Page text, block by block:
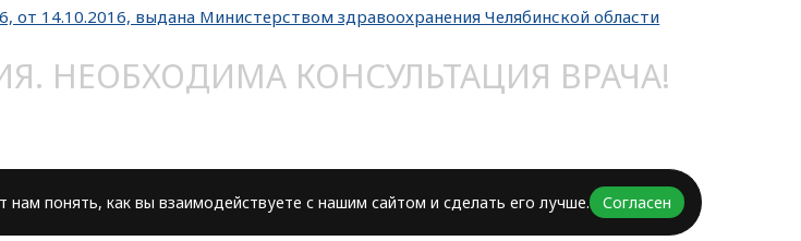
14.10.2016, выдана Министерством здравоохранения Челябинской области
НЕОБХОДИМА КОНСУЛЬТАЦИЯ ВРАЧА!
понять, как вы взаимодействуете с нашим сайтом и сделать его лучше. Согласен